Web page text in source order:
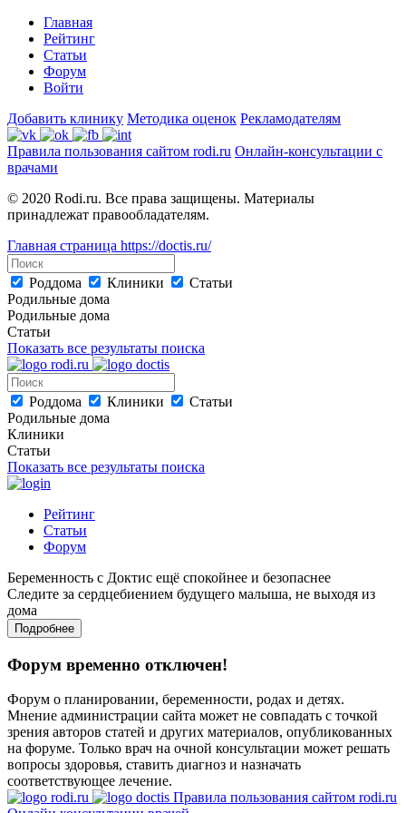
Главная
Рейтинг
Статьи
Форум
Войти
Добавить клинику Методика оценок Рекламодателям
Правила пользования сайтом rodi.ru Онлайн-консультации с
врачами
© 2020 Rodi.ru. Все права защищены. Материалы
принадлежат правообладателям.
Главная страница https://doctis.ru/
Роддома Клиники
Статьи
Родильные дома
Родильные дома
Статьи
Показать все результаты поиска
Роддома Клиники
Статьи
Родильные дома
Клиники
Статьи
Показать все результаты поиска
Рейтинг
Статьи
Форум
Беременность с Доктис ещё спокойнее и безопаснее
Следите за сердцебиением будущего малыша, не выходя из
дома
Подробнее
Форум временно отключен!
Форум о планировании, беременности, родах и детях.
Мнение администрации сайта может не совпадать с точкой
зрения авторов статей и других материалов, опубликованных
на форуме. Только врач на очной консультации может решать
вопросы здоровья, ставить диагноз и назначать
соответствующее лечение.
Правила пользования сайтом rodi.ru